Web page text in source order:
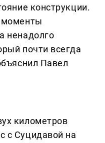
конструкции.
моменты
ненадолго
почти всегда
Павел
километров
с Суцидавой на